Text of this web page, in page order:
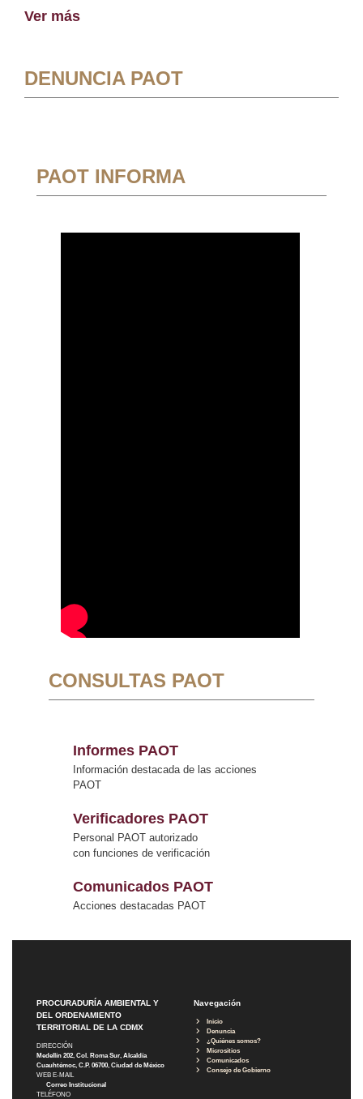
Ver más
DENUNCIA PAOT
PAOT INFORMA
CONSULTAS PAOT
Informes PAOT
Información destacada de las acciones
PAOT
Verificadores PAOT
Personal PAOT autorizado
con funciones de verificación
Comunicados PAOT
Acciones destacadas PAOT
PROCURADURÍA AMBIENTAL Y
DEL ORDENAMIENTO
TERRITORIAL DE LA CDMX
DIRECCIÓN
Medellín 202, Col. Roma Sur, Alcaldía
Cuauhtémoc, C.P. 06700, Ciudad de México
WEB E-MAIL
Correo Institucional
TELÉFONO
Navegación
Inicio
Denuncia
¿Quiénes somos?
Micrositios
Comunicados
Consejo de Gobierno